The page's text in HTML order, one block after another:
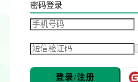
密码登录
登录/注册